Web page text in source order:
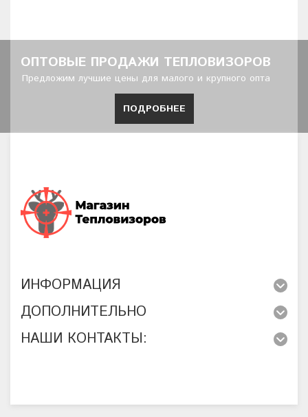
ОПТОВЫЕ ПРОДАЖИ ТЕПЛОВИЗОРОВ
Предложим лучшие цены для малого и крупного опта
ПОДРОБНЕЕ
ИНФОРМАЦИЯ
ДОПОЛНИТЕЛЬНО
НАШИ КОНТАКТЫ: